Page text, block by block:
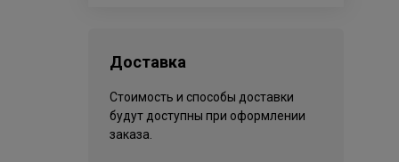
Доставка
Стоимость и способы доставки
будут доступны при оформлении
заказа.